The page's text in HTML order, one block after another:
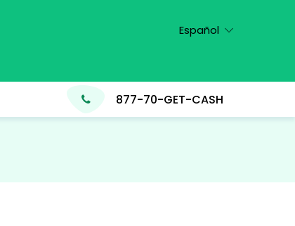
un
877-70-GET-CASH